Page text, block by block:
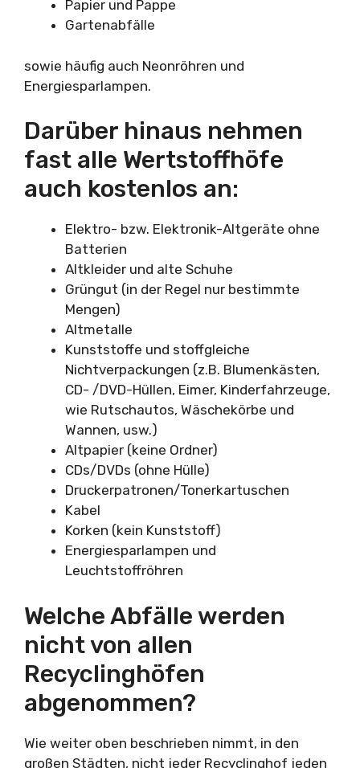
Papier und Pappe
Gartenabfälle
sowie häufig auch Neonröhren und
Energiesparlampen.
Darüber hinaus nehmen
fast alle Wertstoffhöfe
auch kostenlos an:
Elektro- bzw. Elektronik-Altgeräte ohne
Batterien
Altkleider und alte Schuhe
Grüngut (in der Regel nur bestimmte
Mengen)
Altmetalle
Kunststoffe und stoffgleiche
Nichtverpackungen (z.B. Blumenkästen,
CD- /DVD-Hüllen, Eimer, Kinderfahrzeuge,
wie Rutschautos, Wäschekörbe und
Wannen, usw.)
Altpapier (keine Ordner)
CDs/DVDs (ohne Hülle)
Druckerpatronen/Tonerkartuschen
Kabel
Korken (kein Kunststoff)
Energiesparlampen und
Leuchtstoffröhren
Welche Abfälle werden
nicht von allen
Recyclinghöfen
abgenommen?
Wie weiter oben beschrieben nimmt, in den
großen Städten, nicht jeder Recyclinghof jeden